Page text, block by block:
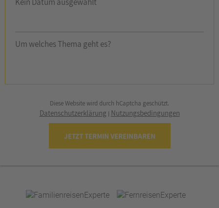
Um welches Thema geht es?
Diese Website wird durch hCaptcha geschützt.
Datenschutzerklärung | Nutzungsbedingungen
JETZT TERMIN VEREINBAREN